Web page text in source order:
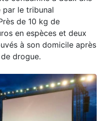
le tribunal
de 10 kg de
en espèces et deux
à son domicile après
drogue.